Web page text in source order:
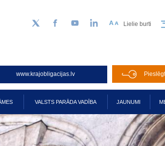
Sekojiet mums Twitter
FacebookYouTubeLinkedIn Lielie burti
www.krajobligacijas.lv
VALSTS PARĀDA VADĪBA JAUNUMI